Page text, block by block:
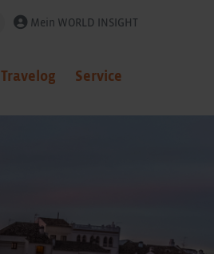
Mein WORLD INSIGHT
Travelog Service